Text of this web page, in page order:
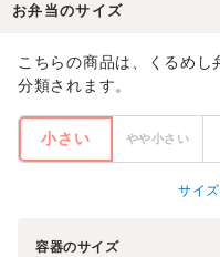
お弁当のサイズ
こちらの商品は、くるめし
分類されます。
小さい やや小さい
サイ
容器のサイズ